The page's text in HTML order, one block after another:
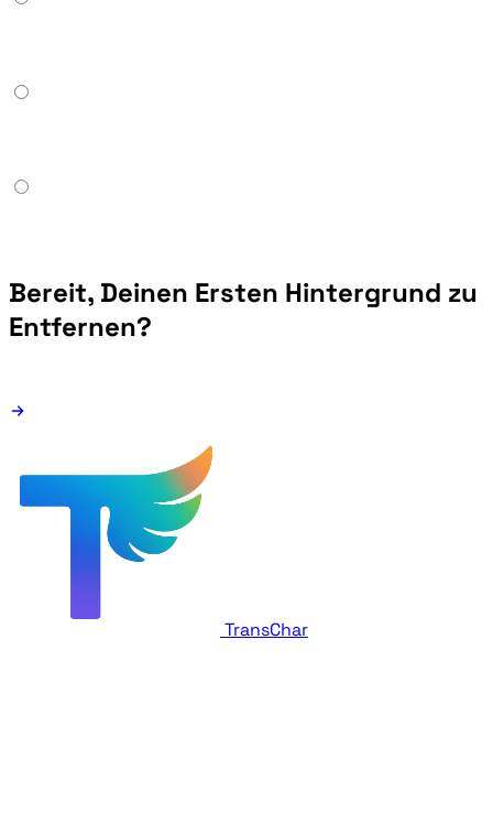
Bereit, Deinen Ersten Hintergrund zu
Entfernen?
TransChar